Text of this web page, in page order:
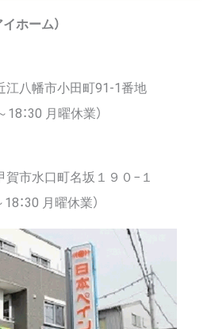
ホーム）
江八幡市小田町91-1番地
18：30 月曜休業）
市水口町名坂１９０−１
18：30 月曜休業）